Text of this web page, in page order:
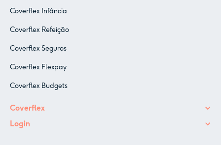
Coverflex Infância
Coverflex Refeição
Coverflex Seguros
Coverflex Flexpay
Coverflex Budgets
Coverflex
Login